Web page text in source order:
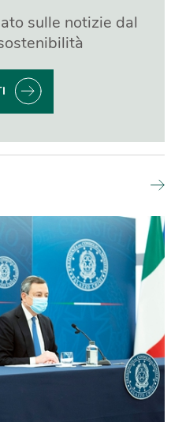
sulle notizie dal